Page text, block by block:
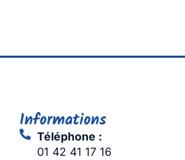
Informations
Téléphone :
01 42 41 17 16